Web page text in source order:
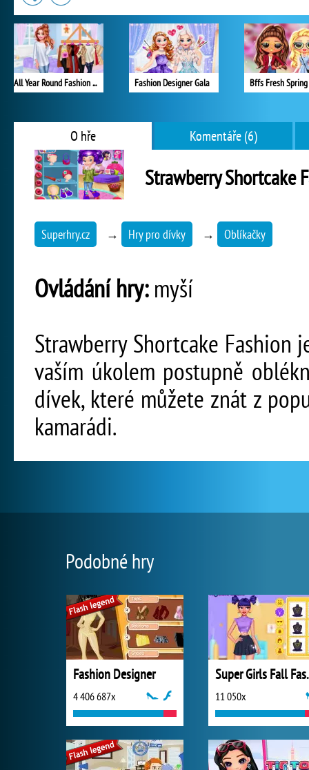
All Year Round Fashion Addict Belle Fashion Designer Gala Bffs Fresh
O hře Komentáře (6)
Strawberry Shortcake
Superhry.cz → Hry pro dívky → Oblíkačky
Ovládání hry:myší
Strawberry Shortcake Fashion
vaším úkolem postupně
dívek, které můžete znát z
kamarádi.
Podobné hry
Fashion Designer
4 406 687x
Super
11 050x